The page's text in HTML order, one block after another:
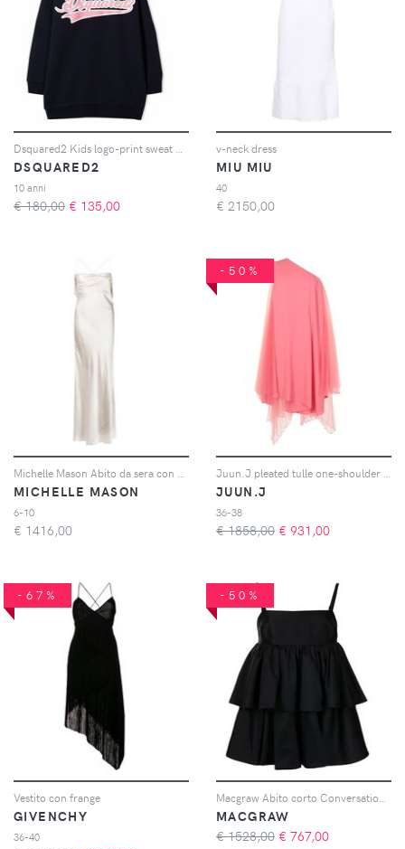
DSQUARED2
10 anni
€ 180,00 € 135,00
v-neck dress
MIU MIU
40
€ 2150,00
MICHELLE MASON
6-10
€ 1416,00
-50%
JUUN.J
36-38
€ 1858,00 € 931,00
-67%
Vestito con frange
GIVENCHY
36-40
-50%
MACGRAW
€ 1528,00 € 767,00